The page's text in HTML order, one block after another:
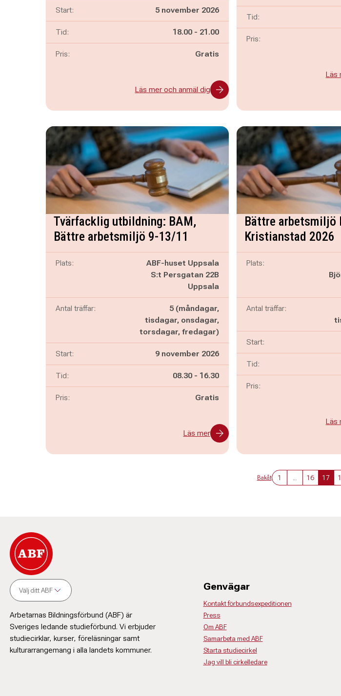
Start: 5 november 2026
Tid: Pågår mellan
18.00 - och
21.00
Pris: Gratis
Läs mer och anmäl dig
Tid:
Pris:
Läs
Tvärfacklig utbildning: BAM,
Bättre arbetsmiljö 9-13/11
Plats:
ABF-huset Uppsala
S:t Persgatan 22B
Uppsala
Antal träffar:
5 (måndagar,
tisdagar, onsdagar,
torsdagar, fredagar)
Start: 9 november 2026
Tid: Pågår mellan
08.30 - och
16.30
Pris: Gratis
Läs mer
Bättre arbetsmiljö
Kristianstad 2026
Plats:
Antal träffar:
Start:
Tid:
Pris:
Läs
Bakåt 1 16 17
Välj ditt ABF
Arbetarnas Bildningsförbund (ABF) är
Sveriges ledande studieförbund. Vi erbjuder
studiecirklar, kurser, föreläsningar samt
kulturarrangemang i alla landets kommuner.
Genvägar
Kontakt förbundsexpeditionen
Press
Om ABF
Samarbeta med ABF
Starta studiecirkel
Jag vill bli cirkelledare